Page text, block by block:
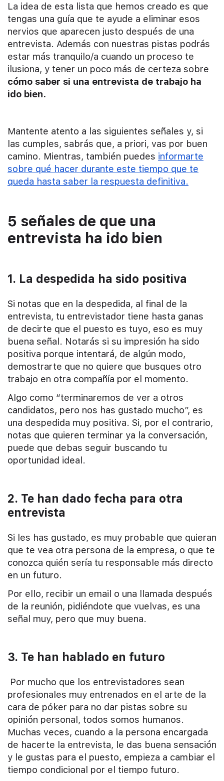
La idea de esta lista que hemos creado es que
tengas una guía que te ayude a eliminar esos
nervios que aparecen justo después de una
entrevista. Además con nuestras pistas podrás
estar más tranquilo/a cuando un proceso te
ilusiona, y tener un poco más de certeza sobre
cómo saber si una entrevista de trabajo ha
ido bien.
Mantente atento a las siguientes señales y, si
las cumples, sabrás que, a priori, vas por buen
camino. Mientras, también puedes informarte
sobre qué hacer durante este tiempo que te
queda hasta saber la respuesta definitiva.
5 señales de que una
entrevista ha ido bien
1. La despedida ha sido positiva
Si notas que en la despedida, al final de la
entrevista, tu entrevistador tiene hasta ganas
de decirte que el puesto es tuyo, eso es muy
buena señal. Notarás si su impresión ha sido
positiva porque intentará, de algún modo,
demostrarte que no quiere que busques otro
trabajo en otra compañía por el momento.
Algo como “terminaremos de ver a otros
candidatos, pero nos has gustado mucho”, es
una despedida muy positiva. Si, por el contrario,
notas que quieren terminar ya la conversación,
puede que debas seguir buscando tu
oportunidad ideal.
2. Te han dado fecha para otra
entrevista
Si les has gustado, es muy probable que quieran
que te vea otra persona de la empresa, o que te
conozca quién sería tu responsable más directo
en un futuro.
Por ello, recibir un email o una llamada después
de la reunión, pidiéndote que vuelvas, es una
señal muy, pero que muy buena.
3. Te han hablado en futuro
Por mucho que los entrevistadores sean
profesionales muy entrenados en el arte de la
cara de póker para no dar pistas sobre su
opinión personal, todos somos humanos.
Muchas veces, cuando a la persona encargada
de hacerte la entrevista, le das buena sensación
y le gustas para el puesto, empieza a cambiar el
tiempo condicional por el tiempo futuro.